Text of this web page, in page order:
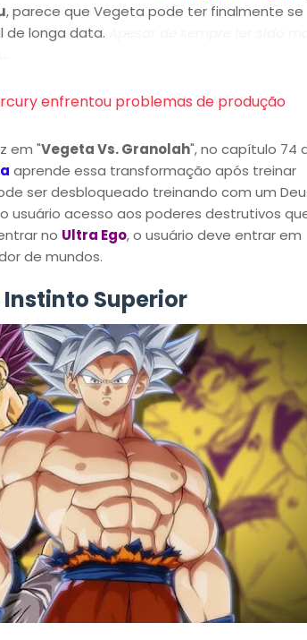
, parece que Vegeta pode ter finalmente se
de longa data.
enfrentou problemas de produção
em "Vegeta Vs. Granolah", no capítulo 74
aprende essa transformação após treinar
ser desbloqueado treinando com um
usuário acesso aos poderes destrutivos
no Ultra Ego, o usuário deve entrar em
de mundos.
Instinto Superior